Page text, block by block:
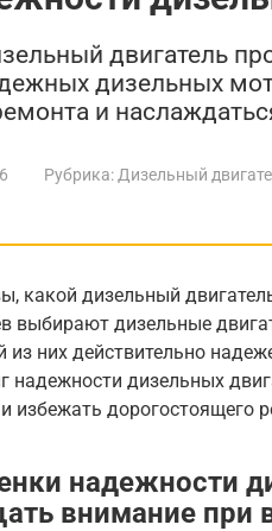
двигатель
дизельных
и
Рубрика: Дизельный
какой дизельный
выбирают дизельные
них действительно
надежности дизельных
избежать дорогостоящего
надежности
внимание при